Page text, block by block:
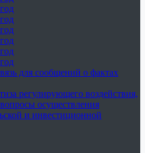
для сообщений о фактах
регулирующего воздействия,
осуществления
и инвестиционной